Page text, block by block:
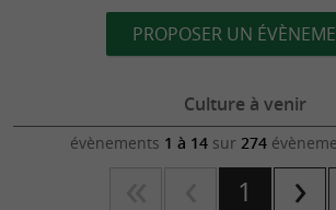
PROPOSER UN
Culture à venir
évènements 1 à 14sur 274
1